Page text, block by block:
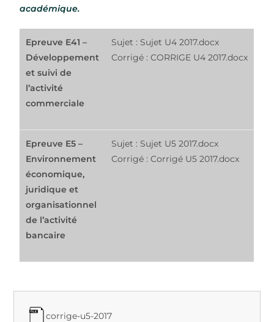
académique.
Epreuve E41 –
Développement
et suivi de
l’activité
commerciale
Sujet : Sujet U4 2017.docx
Corrigé : CORRIGE U4 2017.docx
Epreuve E5 –
Environnement
économique,
juridique et
organisationnel
de l’activité
bancaire
Sujet : Sujet U5 2017.docx
Corrigé : Corrigé U5 2017.docx
corrige-u5-2017